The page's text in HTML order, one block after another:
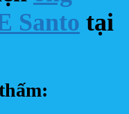
Santo tại